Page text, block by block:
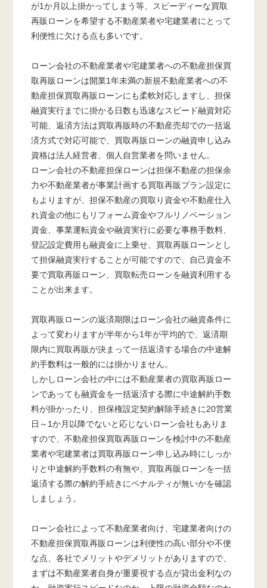
が1か月以上掛かってしまう等、スピーディーな買取
再販ローンを希望する不動産業者や宅建業者にとって
利便性に欠ける点も多いです。
ローン会社の不動産業者や宅建業者への不動産担保買
取再販ローンは開業1年未満の新規不動産業者への不
動産担保買取再販ローンにも柔軟対応しますし、担保
融資実行までに掛かる日数も迅速なスピード融資対応
可能、返済方法は買取再販時の不動産売却での一括返
済方式で対応可能で、買取再販ローンの融資申し込み
資格は法人経営者、個人自営業者を問いません。
ローン会社の不動産担保ローンは担保不動産の担保余
力や不動産業者が事業計画する買取再販プラン設定に
もよりますが、担保不動産の買取り資金や不動産仕入
れ資金の他にもリフォーム資金やフルリノベーション
資金、事業運転資金や融資実行に必要な事務手数料、
登記設定費用も融資金に上乗せ、買取再販ローンとし
て担保融資実行することが可能ですので、自己資金不
要で買取再販ローン、買取転売ローンを融資利用する
ことが出来ます。
買取再販ローンの返済期限はローン会社の融資条件に
よって変わりますが半年から1年が平均的で、返済期
限内に買取再販が決まって一括返済する場合の中途解
約手数料は一般的には掛かりません。
しかしローン会社の中には不動産業者の買取再販ロー
ンであっても融資金を一括返済する際に中途解約手数
料が掛かったり、担保権設定契約解除手続きに20営業
日～1か月以降でないと応じないローン会社もありま
すので、不動産担保買取再販ローンを検討中の不動産
業者や宅建業者は買取再販ローン申し込み時にしっか
りと中途解約手数料の有無や、買取再販ローンを一括
返済する際の解約手続きにペナルティが無いかを確認
しましょう。
ローン会社によって不動産業者向け、宅建業者向けの
不動産担保買取再販ローンは利便性の高い部分や不便
な点、各社でメリットやデメリットがありますので、
まずは不動産業者自身が重要視する点が貸出金利なの